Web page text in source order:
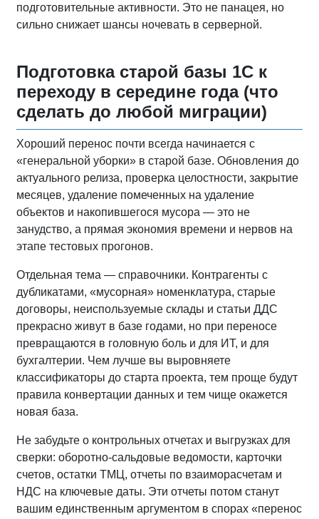
подготовительные активности. Это не панацея, но
сильно снижает шансы ночевать в серверной.
Подготовка старой базы 1С к
переходу в середине года (что
сделать до любой миграции)
Хороший перенос почти всегда начинается с
«генеральной уборки» в старой базе. Обновления до
актуального релиза, проверка целостности, закрытие
месяцев, удаление помеченных на удаление
объектов и накопившегося мусора — это не
занудство, а прямая экономия времени и нервов на
этапе тестовых прогонов.
Отдельная тема — справочники. Контрагенты с
дубликатами, «мусорная» номенклатура, старые
договоры, неиспользуемые склады и статьи ДДС
прекрасно живут в базе годами, но при переносе
превращаются в головную боль и для ИТ, и для
бухгалтерии. Чем лучше вы выровняете
классификаторы до старта проекта, тем проще будут
правила конвертации данных и тем чище окажется
новая база.
Не забудьте о контрольных отчетах и выгрузках для
сверки: оборотно‑сальдовые ведомости, карточки
счетов, остатки ТМЦ, отчеты по взаиморасчетам и
НДС на ключевые даты. Эти отчеты потом станут
вашим единственным аргументом в спорах «перенос